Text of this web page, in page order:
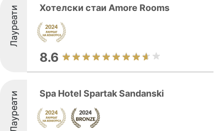
Лауреати Хотелски стаи Amore Rooms
8.6
Лауреати Spa Hotel Spartak Sandanski